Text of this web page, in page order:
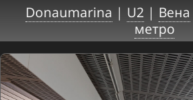
Donaumarina | U2 | Вена
метро